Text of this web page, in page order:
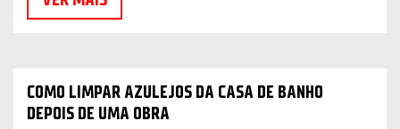
COMO LIMPAR AZULEJOS DA CASA DE BANHO
DEPOIS DE UMA OBRA